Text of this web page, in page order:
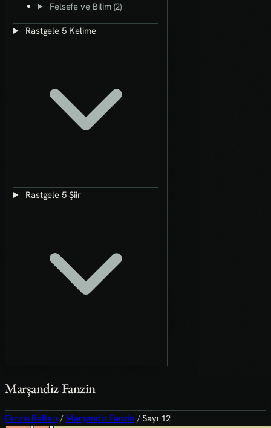
Felsefe ve Bilim (2)
Rastgele 5 Kelime
Rastgele 5 Şiir
Marşandiz Fanzin
Fanzin Rafları / Marşandiz Fanzin /Sayı 12